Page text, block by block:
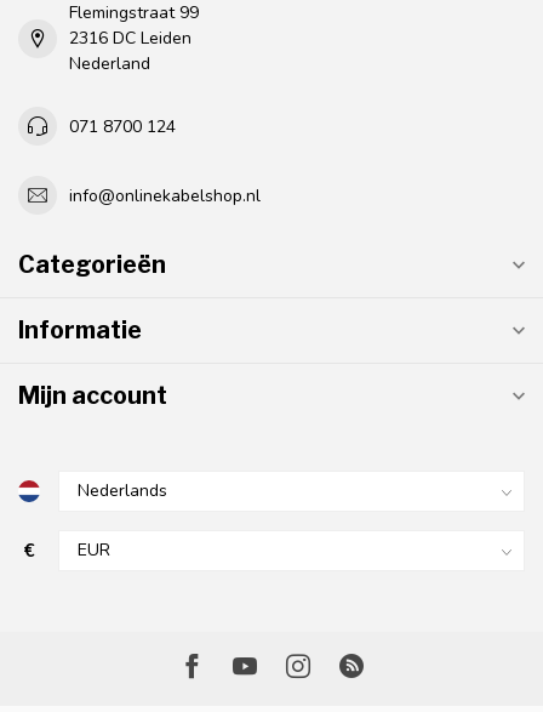
Flemingstraat 99
2316 DC Leiden
Nederland
071 8700 124
info@onlinekabelshop.nl
Categorieën
Informatie
Mijn account
€